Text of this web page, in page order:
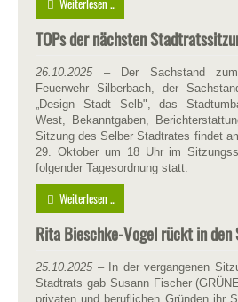
TOPs der nächsten
26.10.2025 – Der Sachstand
Feuerwehr Silberbach, der
„Design Stadt Selb", das
West, Bekanntgaben,
Sitzung des Selber Stadtrates findet
29. Oktober um 18 Uhr im
folgender Tagesordnung statt:
Weiterlesen ...
Rita Bieschke-Vogel rückt in
25.10.2025 – In der vergangenen
Stadtrats gab Susann Fischer
privaten und beruflichen Gründen ihr